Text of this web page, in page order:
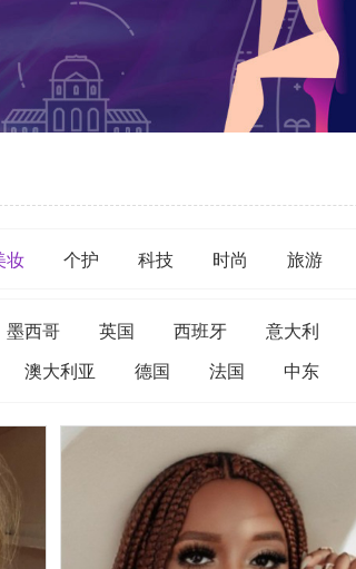
妆 个护 科技 时尚 旅游
墨西哥 英国 西班牙 意大利
澳大利亚 德国 法国 中东